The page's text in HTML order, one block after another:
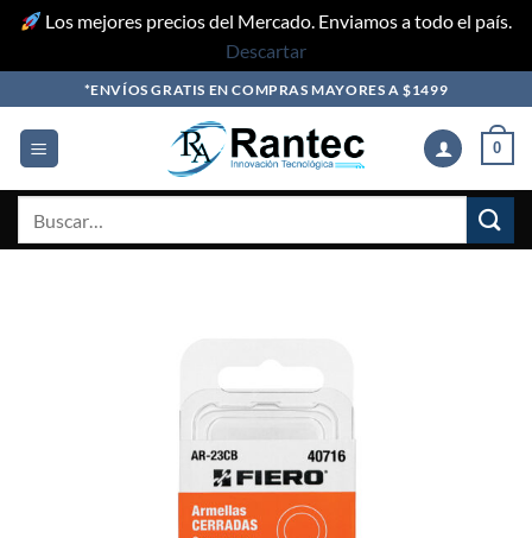
Los mejores precios del Mercado. Enviamos a todo el país.
Descartar
to
content
*ENVÍOS GRATIS EN COMPRAS MAYORES A $1499
0